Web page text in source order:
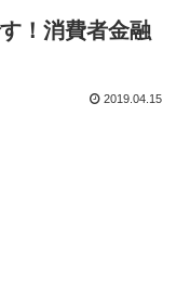
！消費者金融
2019.04.15